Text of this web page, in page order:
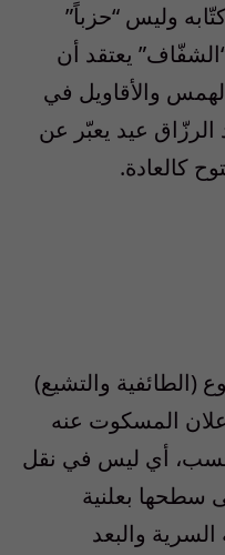
وليس “حزباً”
يعتقد أن
والأقاويل في
الرزّاق عيد يعبّر عن
كالعادة.
(الطائفية والتشيع)
المسكوت عنه
أي ليس في نقل
سطحها بعلنية
والبعد